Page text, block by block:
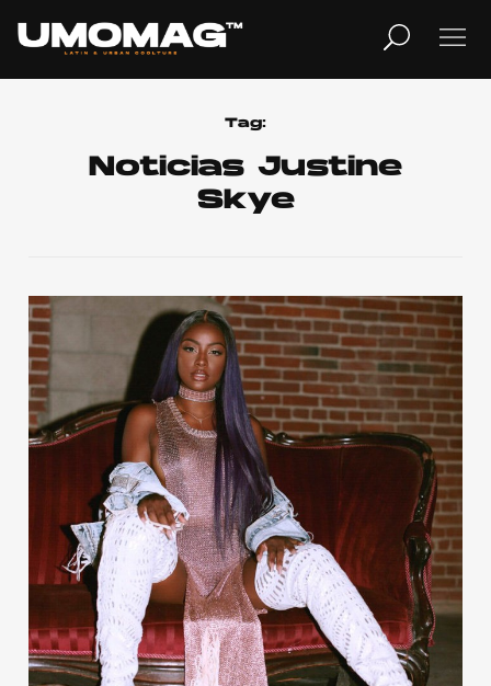
TV
Home
Cover Story
Publicidad
Contacto
Aviso Legal
© 2015-2022 UMOMAG. PROPIEDAD DE UMO agency. TODOS LOS
DERECHOS RESERVADOS.
Tag:
Noticias Justine
Skye